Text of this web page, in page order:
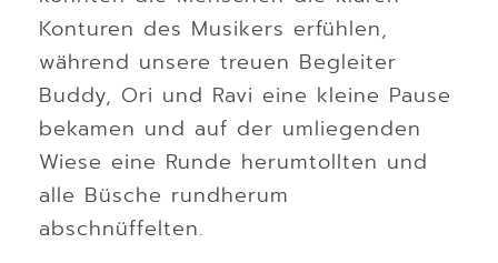
Konturen des Musikers erfühlen,
während unsere treuen Begleiter
Buddy, Ori und Ravi eine kleine Pause
bekamen und auf der umliegenden
Wiese eine Runde herumtollten und
alle Büsche rundherum
abschnüffelten.